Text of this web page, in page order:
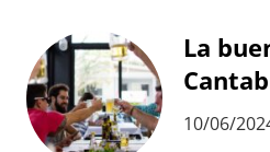
La
10/06/